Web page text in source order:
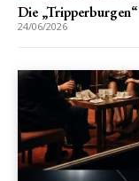
Die
24/06/2026